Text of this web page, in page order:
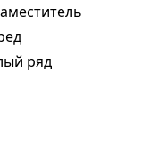
ряд